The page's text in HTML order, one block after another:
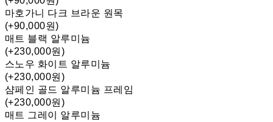
마호가니 다크 브라운 원목
(+90,000원)
매트 블랙 알루미늄
(+230,000원)
스노우 화이트 알루미늄
(+230,000원)
샴페인 골드 알루미늄 프레임
(+230,000원)
매트 그레이 알루미늄